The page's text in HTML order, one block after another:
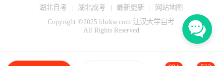
湖北自考 | 湖北成考 | 最新更新 |
网站地图
Copyright ©2025 hbzkw.com 江汉大学自考
All Rights Reserved